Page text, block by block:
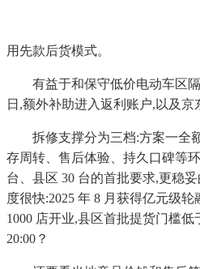
用先款后货模式。
有益于和保守低价电动车区隔
日,额外补助进入返利账户,以及
拆修支撑分为三档:方案一全额
存周转、售后体验、持久口碑等
台、县区 30 台的首批要求,更稳
度很快:2025 年 8 月获得亿元级
1000 店开业,县区首批提货门槛
20:00？